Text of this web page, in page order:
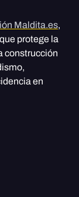
Maldita.es,
protege la
construcción
en